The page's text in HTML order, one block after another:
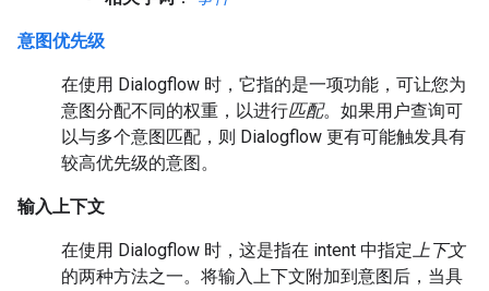
意图优先级
在使用 Dialogflow 时，它指的是一项功能，可让您为
意图分配不同的权重，以进行匹配。如果用户查询可
以与多个意图匹配，则 Dialogflow 更有可能触发具有
较高优先级的意图。
输入上下文
在使用 Dialogflow 时，这是指在 intent 中指定上下文
的两种方法之一。将输入上下文附加到意图后，当具